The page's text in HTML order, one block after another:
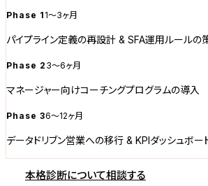
Phase 1 1〜3ヶ月
パイプライン定義の再設計 & SFA運用ルールの
Phase 2 3〜6ヶ月
マネージャー向けコーチングプログラムの導入
Phase 36〜12ヶ月
データドリブン営業への移行 & KPIダッシュボー
本格診断について相談する